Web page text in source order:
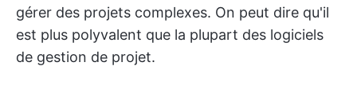
gérer des projets complexes. On peut dire qu'il
est plus polyvalent que la plupart des logiciels
de gestion de projet.